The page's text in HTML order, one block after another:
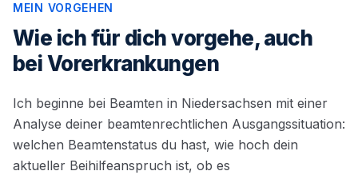
MEIN VORGEHEN
Wie ich für dich vorgehe, auch
bei Vorerkrankungen
Ich beginne bei Beamten in Niedersachsen mit einer
Analyse deiner beamtenrechtlichen Ausgangssituation:
welchen Beamtenstatus du hast, wie hoch dein
aktueller Beihilfeanspruch ist, ob es